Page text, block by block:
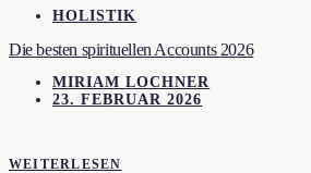
HOLISTIK
Die besten spirituellen Accounts 2026
MIRIAM LOCHNER
23. FEBRUAR 2026
WEITERLESEN